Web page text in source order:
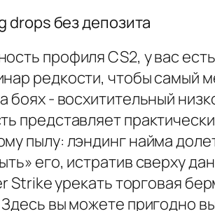
drops без депозита
профиля CS2, у вас
редкости, чтобы самый
боях - восхитительный
представляет
пылу: лэндинг найма
его, истратив сверху
урекать торговая
вы можете пригодно